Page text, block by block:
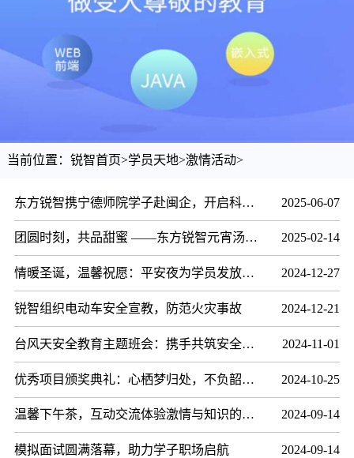
当前位置： 锐智首页>学员天地>激情活动>
东方锐智携宁德师院学子赴闽企，开启科技探索行 2025-06-07
团圆时刻，共品甜蜜 ——东方锐智元宵汤圆温馨分享会 2025-02-14
情暖圣诞，温馨祝愿：平安夜为学员发放平安果，传递温暖与祝福 2024-12-27
锐智组织电动车安全宣教，防范火灾事故 2024-12-21
台风天安全教育主题班会：携手共筑安全防线 2024-11-01
优秀项目颁奖典礼：心栖梦归处，不负韶华年 2024-10-25
温馨下午茶，互动交流体验激情与知识的碰撞 2024-09-14
模拟面试圆满落幕，助力学子职场启航 2024-09-14